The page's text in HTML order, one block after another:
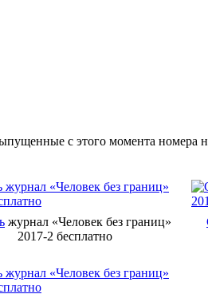
с этого момента номера
журнал «Человек без границ»
2017-2 бесплатно